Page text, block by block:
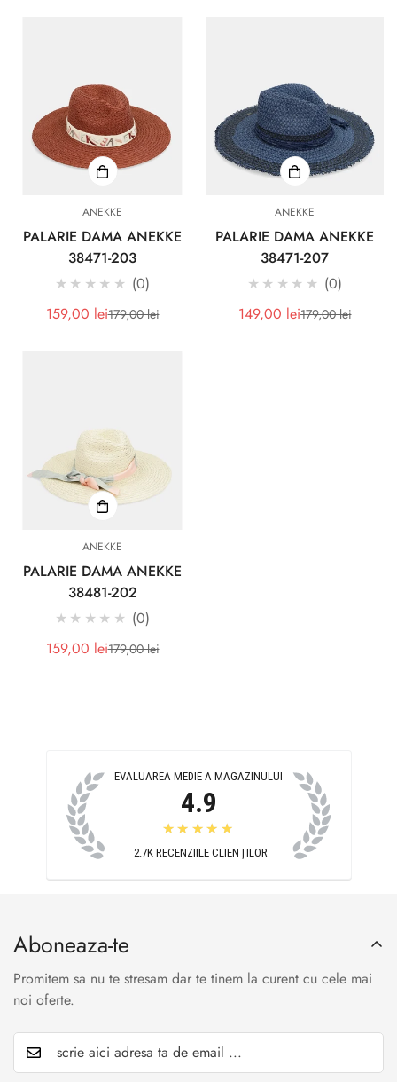
ANEKKE
PALARIE DAMA ANEKKE
38471-203
★★★★★
0
Pret
159,00 leiPret
179,00 lei
ANEKKE
PALARIE DAMA ANEKKE
38471-207
★★★★★
0
Pret
149,00 leiPret
179,00 lei
ANEKKE
PALARIE DAMA ANEKKE
38481-202
★★★★★
0
Pret
159,00 leiPret
179,00 lei
EVALUAREA MEDIE A MAGAZINULUI
4.9
★★★★★
2.7K RECENZIILE CLIENȚILOR
Aboneaza-te
Promitem sa nu te stresam dar te tinem la curent cu cele mai
noi oferte.
Confirm your age
Are you 18 years old or older?
No, I'm not Yes, I am